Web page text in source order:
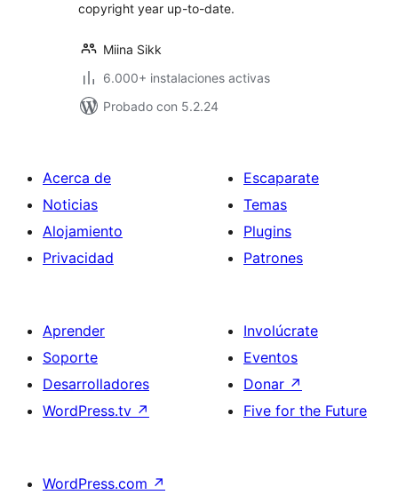
copyright year up-to-date.
Miina Sikk
6.000+ instalaciones activas
Probado con 5.2.24
Acerca de
Noticias
Alojamiento
Privacidad
Escaparate
Temas
Plugins
Patrones
Aprender
Soporte
Desarrolladores
WordPress.tv ↗
Involúcrate
Eventos
Donar ↗
Five for the Future
WordPress.com ↗